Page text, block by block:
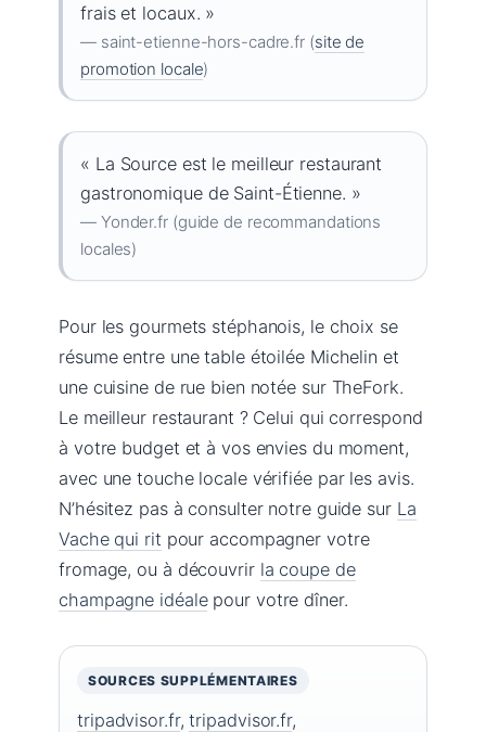
frais et locaux. »
— saint-etienne-hors-cadre.fr (site de
promotion locale)
« La Source est le meilleur restaurant
gastronomique de Saint-Étienne. »
— Yonder.fr (guide de recommandations
locales)
Pour les gourmets stéphanois, le choix se
résume entre une table étoilée Michelin et
une cuisine de rue bien notée sur TheFork.
Le meilleur restaurant ? Celui qui correspond
à votre budget et à vos envies du moment,
avec une touche locale vérifiée par les avis.
N’hésitez pas à consulter notre guide sur La
Vache qui rit pour accompagner votre
fromage, ou à découvrir la coupe de
champagne idéalepour votre dîner.
SOURCES SUPPLÉMENTAIRES
tripadvisor.fr,tripadvisor.fr,